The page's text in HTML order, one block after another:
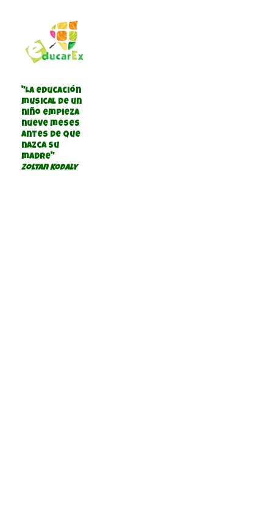
"La educación
musical de un
niño empieza
nueve meses
antes de que
nazca su
madre"
Zoltan Kodaly